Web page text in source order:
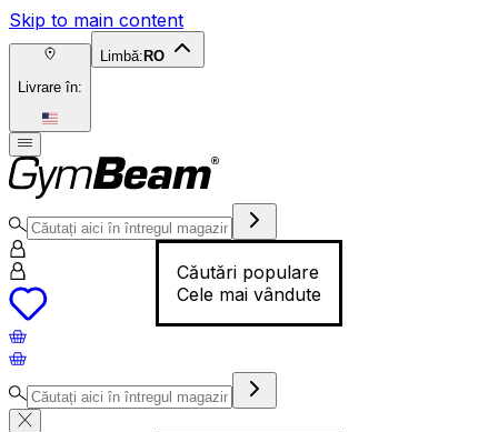
Skip to main content
Livrare în:
Limbă: RO
Căutări populare
Cele mai vândute